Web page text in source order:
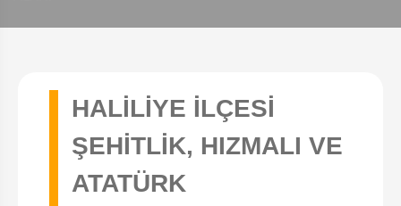
HALİLİYE İLÇESİ
ŞEHİTLİK, HIZMALI VE
ATATÜRK